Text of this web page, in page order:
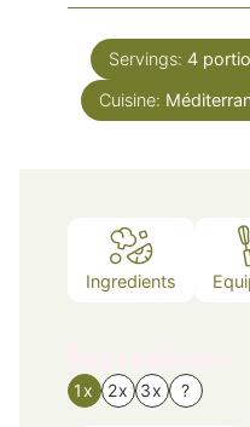
Servings: 4
Cuisine:
Ingredients
1x 2x 3x ?